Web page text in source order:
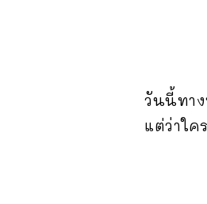
วันนี้ทา
แต่ว่าใ